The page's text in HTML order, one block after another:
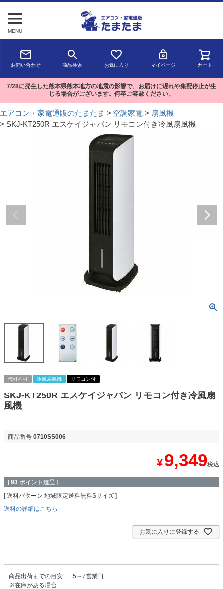
MENU
お問い合わせ 商品検索 お気に入り マイページ カート
7/28に発生した熊本県熊本地方の地震の影響で、お届けに遅れや集配停止が生
じる場合がございます。何卒ご容赦ください。
エアコン・家電通販のたまたま 空調家電
扇風機
SKJ-KT250R エスケイジャパン リモコン付き冷風扇風機
代引不可 冷風扇風機 リモコン付
SKJ-KT250R エスケイジャパン リモコン付き冷風扇
風機
商品番号 0710SS006
¥9,349税込
[ 93 ポイント進呈 ]
送料パターン 地域限定送料無料Sサイズ
送料の詳細はこちら
お気に入りに登録する
商品出荷までの目安
※在庫がある場合
5～7営業日